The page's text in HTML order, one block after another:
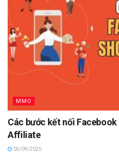
MMO
Các bước kết nối
Affiliate
05/09/2025